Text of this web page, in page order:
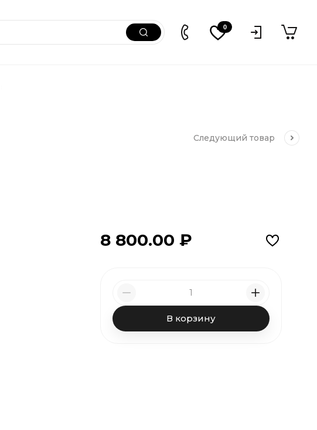
0
Следующий товар
8 800.00 ₽
В корзину